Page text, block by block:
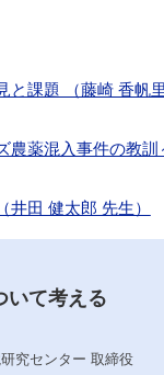
課題 （藤崎 香帆里
薬混入事件の教訓
田 健太郎 先生）
て考える
究センター 取締役